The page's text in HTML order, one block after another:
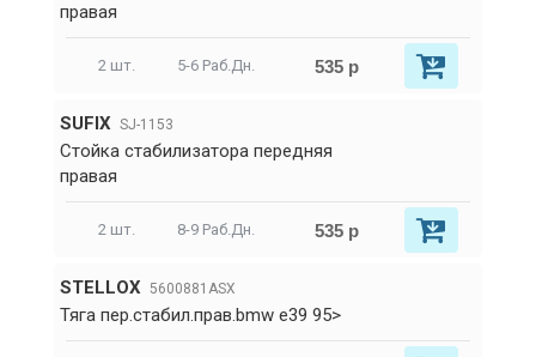
правая
2 шт. 5-6 Раб.Дн. 535 р
SUFIX SJ-1153
Стойка стабилизатора передняя
правая
2 шт. 8-9 Раб.Дн. 535 р
STELLOX 5600881ASX
Тяга пер.стабил.прав.bmw e39 95>